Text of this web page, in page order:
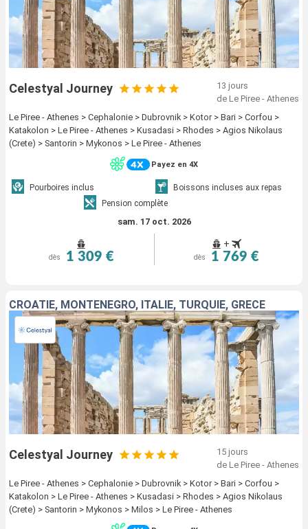
Celestyal Journey
13 jours
de Le Piree - Athenes
Le Piree - Athenes > Cephalonie > Dubrovnik > Kotor > Bari > Corfou >
Katakolon > Le Piree - Athenes > Kusadasi > Rhodes > Agios Nikolaus
(Crete) > Santorin > Mykonos > Le Piree - Athenes
Payez en 4X
Pourboires inclus
Boissons incluses aux repas
Pension complète
sam. 17 oct. 2026
dès 1 309 €
+
dès 1 769 €
CROATIE, MONTÉNÉGRO, ITALIE, TURQUIE, GRÈCE
Celestyal Journey
15 jours
de Le Piree - Athenes
Le Piree - Athenes > Cephalonie > Dubrovnik > Kotor > Bari > Corfou >
Katakolon > Le Piree - Athenes > Kusadasi > Rhodes > Agios Nikolaus
(Crete) > Santorin > Mykonos > Milos > Le Piree - Athenes